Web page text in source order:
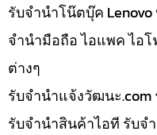
รับจำนำโน๊ตบุ๊ค
จำนำมือถือ ไอแพค ไอ
ต่างๆ
รับจํานําแจ้งวัฒนะ.com
รับจำนำสินค้าไอที รับจ